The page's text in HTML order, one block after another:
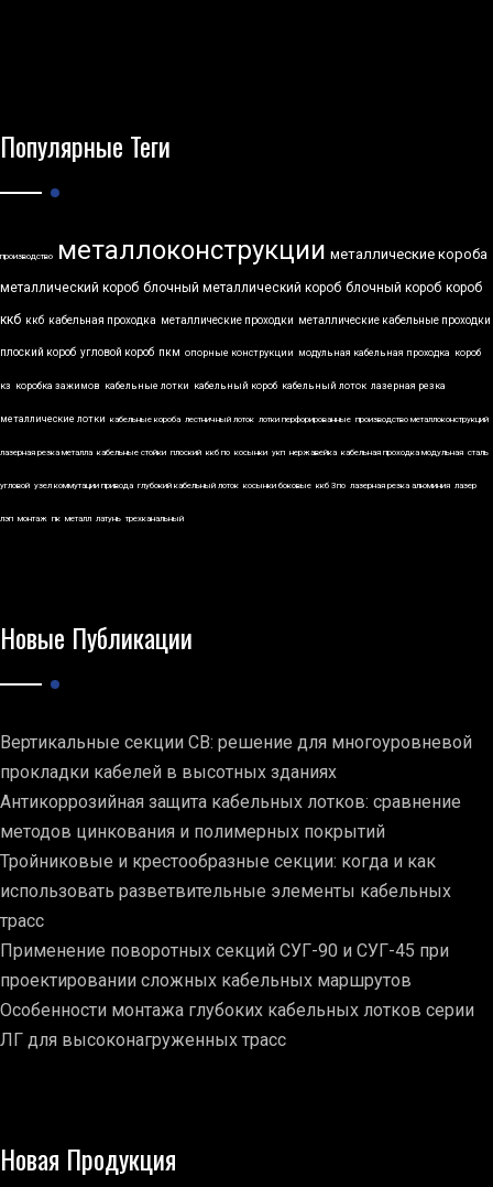
Популярные Теги
производство металлоконструкции металлические короба
металлический короб блочный металлический короб блочный короб короб
ккб ккб кабельная проходка металлические проходки металлические кабельные проходки
плоский короб угловой короб пкм опорные конструкции модульная кабельная проходка короб
кз коробка зажимов кабельные лотки кабельный короб кабельный лоток лазерная резка
металлические лотки кабельные короба лестничный лоток лотки перфорированные производство металлоконструкций
лазерная резка металла кабельные стойки плоский ккб по косынки укп нержавейка кабельная проходка модульная сталь
угловой узел коммутации привода глубокий кабельный лоток косынки боковые ккб 3по лазерная резка алюминия лазер
лэп монтаж пк металл латунь трехканальный
Новые Публикации
Вертикальные секции СВ: решение для многоуровневой
прокладки кабелей в высотных зданиях
Антикоррозийная защита кабельных лотков: сравнение
методов цинкования и полимерных покрытий
Тройниковые и крестообразные секции: когда и как
использовать разветвительные элементы кабельных
трасс
Применение поворотных секций СУГ-90 и СУГ-45 при
проектировании сложных кабельных маршрутов
Особенности монтажа глубоких кабельных лотков серии
ЛГ для высоконагруженных трасс
Новая Продукция